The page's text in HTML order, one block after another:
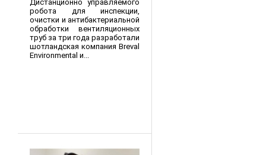
Дистанционно управляемого
робота для инспекции,
очистки и антибактериальной
обработки вентиляционных
труб за три года разработали
шотландская компания Breval
Environmental и...